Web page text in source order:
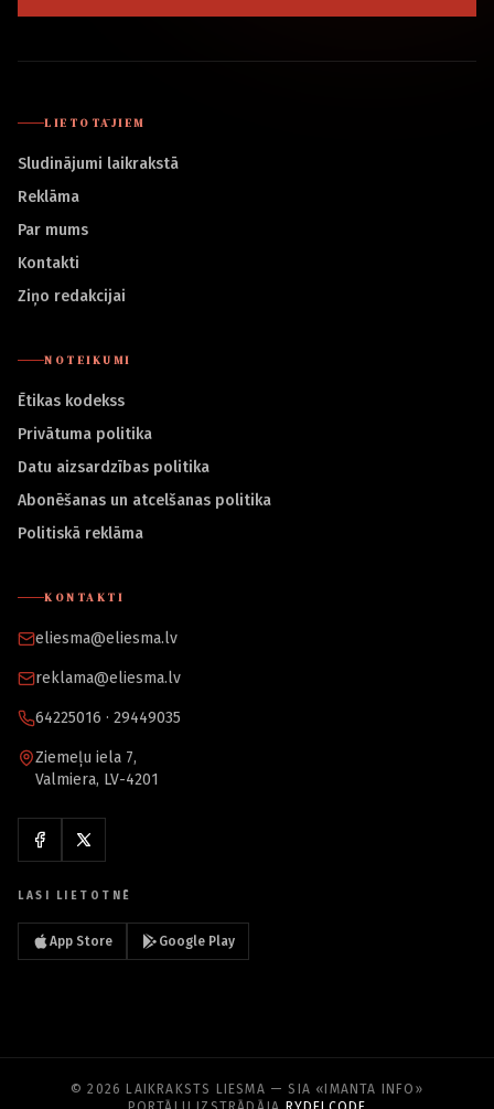
LIETOTĀJIEM
Sludinājumi laikrakstā
Reklāma
Par mums
Kontakti
Ziņo redakcijai
NOTEIKUMI
Ētikas kodekss
Privātuma politika
Datu aizsardzības politika
Abonēšanas un atcelšanas politika
Politiskā reklāma
KONTAKTI
eliesma@eliesma.lv
reklama@eliesma.lv
64225016 · 29449035
Ziemeļu iela 7,
Valmiera, LV-4201
LASI LIETOTNĒ
App Store Google Play
© 2026 LAIKRAKSTS LIESMA — SIA «IMANTA INFO»